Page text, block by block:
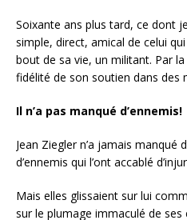
Soixante ans plus tard, ce dont
simple, direct, amical de celui
bout de sa vie, un militant. Par
fidélité de son soutien dans des
Il n’a pas manqué d’ennemis!
Jean Ziegler n’a jamais manqué
d’ennemis qui l’ont accablé
Mais elles glissaient sur lui
sur le plumage immaculé de